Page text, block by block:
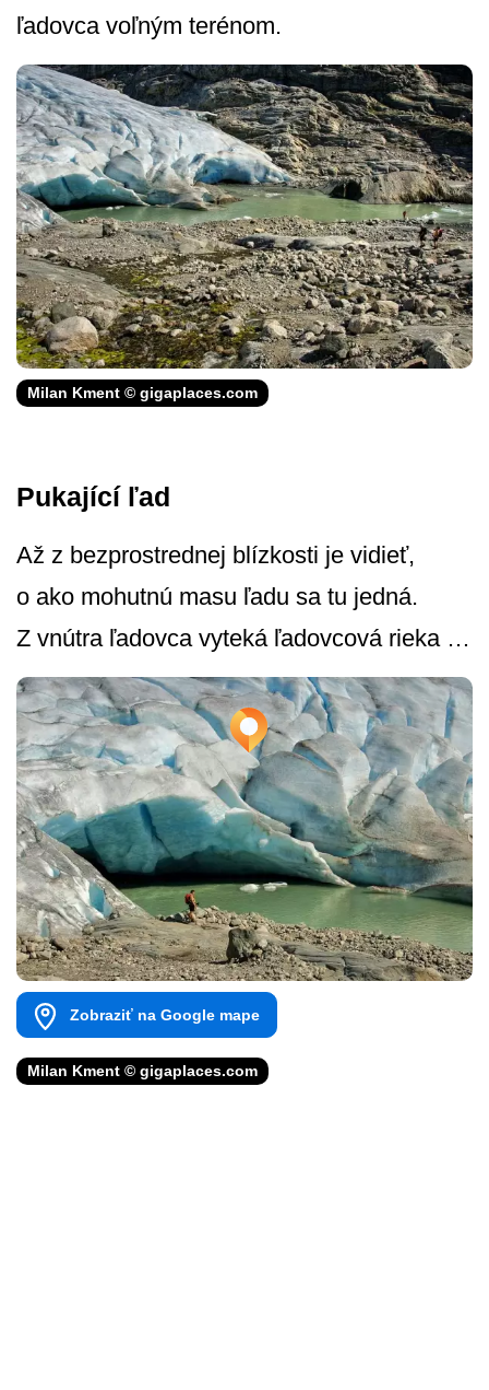
ľadovca voľným terénom.
Milan Kment © gigaplaces.com
Pukající ľad
Až z bezprostrednej blízkosti je vidieť,
o ako mohutnú masu ľadu sa tu jedná.
Z vnútra ľadovca vyteká ľadovcová rieka …
Zobraziť na Google mape
Milan Kment © gigaplaces.com